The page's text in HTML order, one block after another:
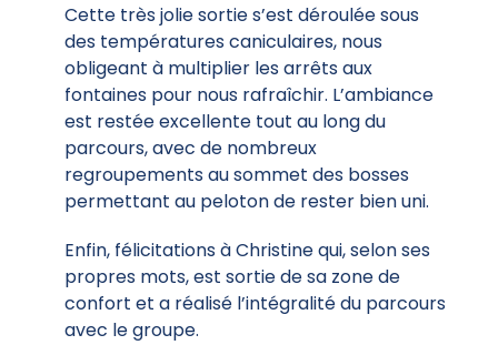
Cette très jolie sortie s’est déroulée sous
des températures caniculaires, nous
obligeant à multiplier les arrêts aux
fontaines pour nous rafraîchir. L’ambiance
est restée excellente tout au long du
parcours, avec de nombreux
regroupements au sommet des bosses
permettant au peloton de rester bien uni.
Enfin, félicitations à Christine qui, selon ses
propres mots, est sortie de sa zone de
confort et a réalisé l’intégralité du parcours
avec le groupe.